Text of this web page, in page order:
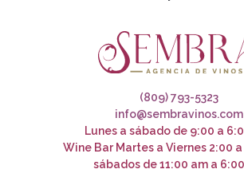
(809) 793-5323
info@sembravinos.com
Lunes a sábado de 9:00 a
Wine Bar Martes a Viernes 2:00
sábados de 11:00 am a